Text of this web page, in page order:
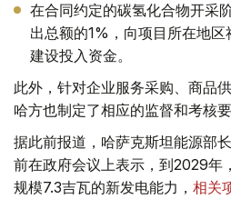
在合同约定的碳氢化合物开采
出总额的1%，向项目所在地
建设投入资金。
此外，针对企业服务采购、商品
哈方也制定了相应的监督和考核要
据此前报道，哈萨克斯坦能源部
前在政府会议上表示，到2029年
规模7.3吉瓦的新发电能力， 相关